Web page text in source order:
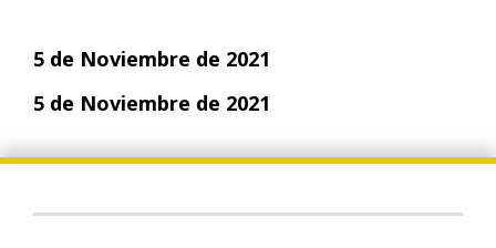
5 de Noviembre de 2021
5 de Noviembre de 2021